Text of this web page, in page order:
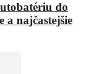
do
a najčastejšie